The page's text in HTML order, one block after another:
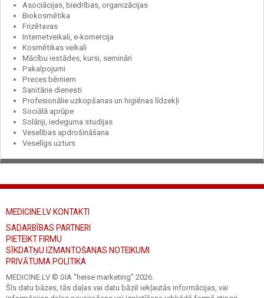
Asociācijas, biedrības, organizācijas
Biokosmētika
Frizētavas
Internetveikali, e-komercija
Kosmētikas veikali
Mācību iestādes, kursi, semināri
Pakalpojumi
Preces bērniem
Sanitārie dienesti
Profesionālie uzkopšanas un higiēnas līdzekļi
Sociālā aprūpe
Solāriji, iedeguma studijas
Veselības apdrošināšana
Veselīgs uzturs
MEDICINE.LV KONTAKTI
SADARBĪBAS PARTNERI
PIETEIKT FIRMU
SĪKDATŅU IZMANTOŠANAS NOTEIKUMI
PRIVĀTUMA POLITIKA
MEDICINE.LV © SIA "heise marketing" 2026.
Šīs datu bāzes, tās daļas vai datu bāzē iekļautās informācijas, vai